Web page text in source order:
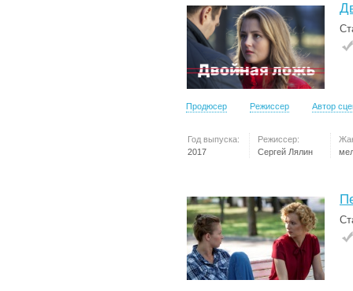
Продюсер Режиссер Автор
Год выпуска:
2017
Режиссер:
Сергей Лялин